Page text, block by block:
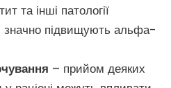
та інші патології
значно підвищують альфа-
– прийом деяких